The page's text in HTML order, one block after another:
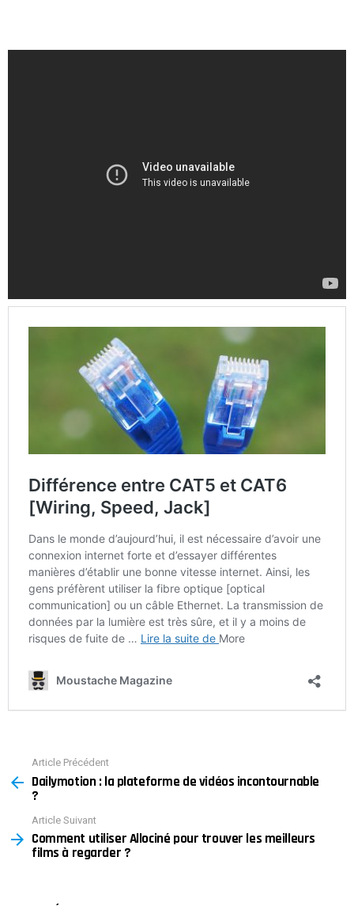
more
Article Précédent
Dailymotion : la plateforme de vidéos incontournable
?
Article Suivant
Comment utiliser Allociné pour trouver les meilleurs
films à regarder ?